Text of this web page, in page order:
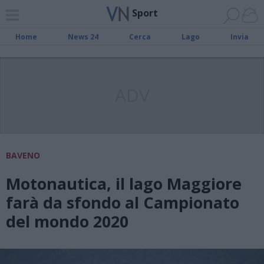
Sport
Home News 24 Cerca Lago Invia
BAVENO
Motonautica, il lago Maggiore
farà da sfondo al Campionato
del mondo 2020